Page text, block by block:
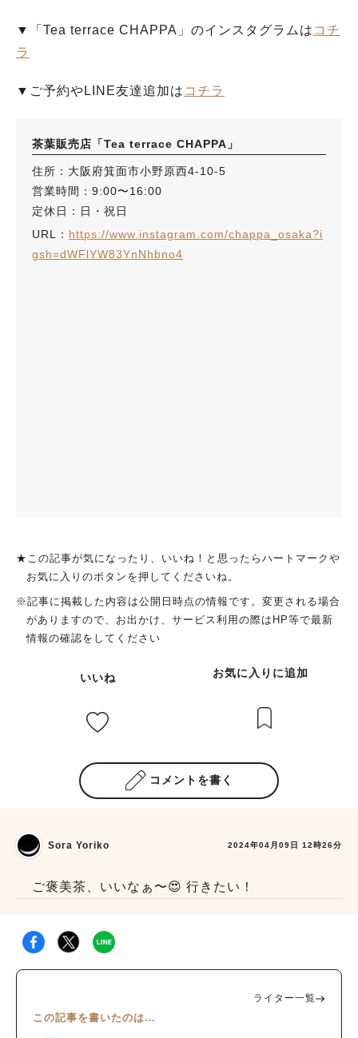
▼「Tea terrace CHAPPA」のインスタグラムは コチ
ラ
▼ご予約やLINE友達追加は コチラ
茶葉販売店「Tea terrace CHAPPA」
住所：大阪府箕面市小野原西4-10-5
営業時間：9:00〜16:00
定休日：日・祝日
URL： https://www.instagram.com/chappa_osaka?i
gsh=dWFlYW83YnNhbno4
★この記事が気になったり、いいね！と思ったらハートマークや
お気に入りのボタンを押してくださいね。
※記事に掲載した内容は公開日時点の情報です。変更される場合
がありますので、お出かけ、サービス利用の際はHP等で最新
情報の確認をしてください
いいね お気に入りに追加
コメントを書く
Sora Yoriko 2024年04月09日 12時26分
ご褒美茶、いいなぁ〜😍 行きたい！
ライター一覧
この記事を書いたのは…